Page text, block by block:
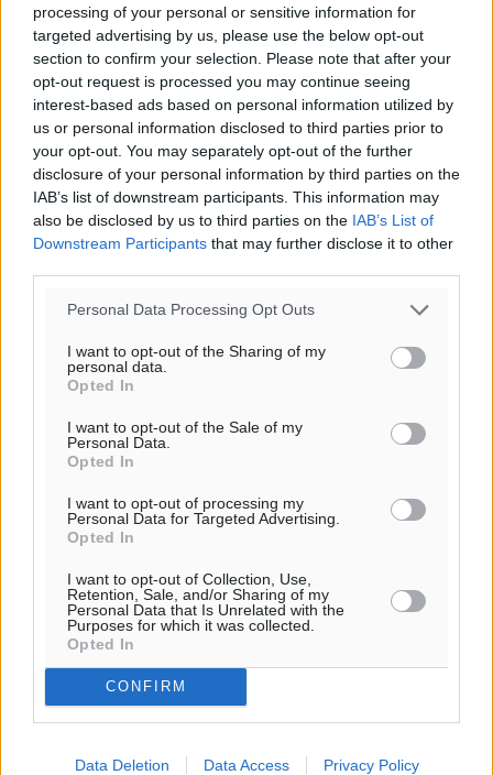
processing of your personal or sensitive information for
targeted advertising by us, please use the below opt-out
section to confirm your selection. Please note that after your
opt-out request is processed you may continue seeing
interest-based ads based on personal information utilized by
us or personal information disclosed to third parties prior to
your opt-out. You may separately opt-out of the further
disclosure of your personal information by third parties on the
IAB’s list of downstream participants. This information may
also be disclosed by us to third parties on the IAB’s List of
Downstream Participants that may further disclose it to other
Personal Data Processing Opt Outs
I want to opt-out of the Sharing of my
personal data.
Opted In
I want to opt-out of the Sale of my
Personal Data.
Opted In
I want to opt-out of processing my
Personal Data for Targeted Advertising.
Opted In
I want to opt-out of Collection, Use,
Retention, Sale, and/or Sharing of my
Personal Data that Is Unrelated with the
Purposes for which it was collected.
Opted In
CONFIRM
Data Deletion Data Access Privacy Policy
Στον Άγιο Νικόλαο Χάλκης ανοίγει ξανά το
ανανεωμένο εκκλησιαστικό μουσείο από τη Λέσχη